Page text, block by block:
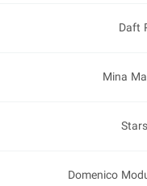
Daft
Mina
Domenico